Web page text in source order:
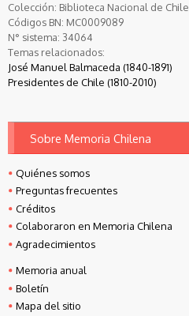
Colección: Biblioteca Nacional de Chile
Códigos BN: MC0009089
N° sistema: 34064
Temas relacionados:
José Manuel Balmaceda (1840-1891)
Presidentes de Chile (1810-2010)
Sobre Memoria Chilena
Quiénes somos
Preguntas frecuentes
Créditos
Colaboraron en Memoria Chilena
Agradecimientos
Memoria anual
Boletín
Mapa del sitio